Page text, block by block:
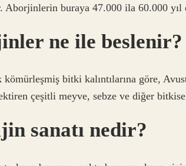
Aborjinlerin buraya 47.000 ila 60.000 yıl
ne ile beslenir?
kömürleşmiş bitki kalıntılarına göre,
çeşitli meyve, sebze ve diğer
sanatı nedir?